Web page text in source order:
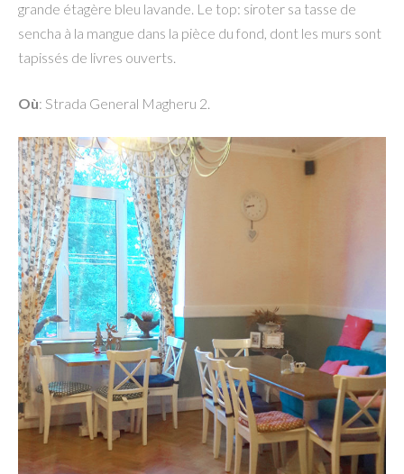
grande étagère bleu lavande. Le top: siroter sa tasse de
sencha à la mangue dans la pièce du fond, dont les murs sont
tapissés de livres ouverts.
Où: Strada General Magheru 2.